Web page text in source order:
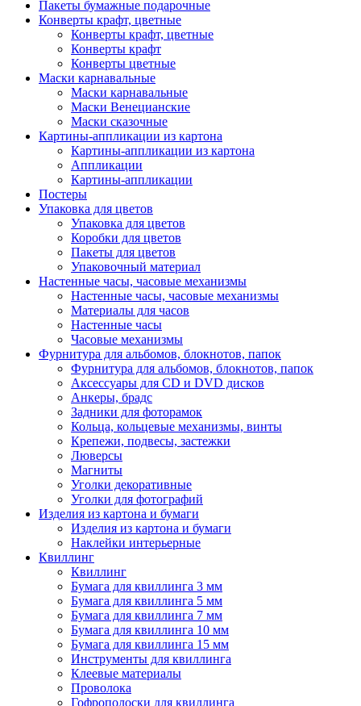
Пакеты бумажные подарочные
Конверты крафт, цветные
Конверты крафт, цветные
Конверты крафт
Конверты цветные
Маски карнавальные
Маски карнавальные
Маски Венецианские
Маски сказочные
Картины-аппликации из картона
Картины-аппликации из картона
Аппликации
Картины-аппликации
Постеры
Упаковка для цветов
Упаковка для цветов
Коробки для цветов
Пакеты для цветов
Упаковочный материал
Настенные часы, часовые механизмы
Настенные часы, часовые механизмы
Материалы для часов
Настенные часы
Часовые механизмы
Фурнитура для альбомов, блокнотов, папок
Фурнитура для альбомов, блокнотов, папок
Аксессуары для CD и DVD дисков
Анкеры, брадс
Задники для фоторамок
Кольца, кольцевые механизмы, винты
Крепежи, подвесы, застежки
Люверсы
Магниты
Уголки декоративные
Уголки для фотографий
Изделия из картона и бумаги
Изделия из картона и бумаги
Наклейки интерьерные
Квиллинг
Квиллинг
Бумага для квиллинга 3 мм
Бумага для квиллинга 5 мм
Бумага для квиллинга 7 мм
Бумага для квиллинга 10 мм
Бумага для квиллинга 15 мм
Инструменты для квиллинга
Клеевые материалы
Проволока
Гофрополоски для квиллинга